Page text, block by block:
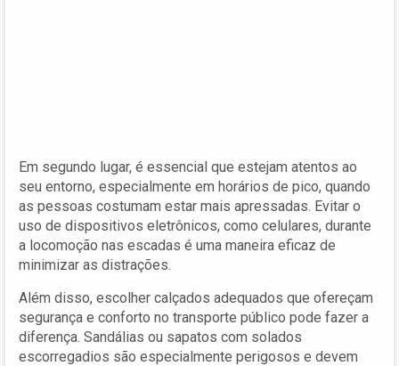
Em segundo lugar, é essencial que estejam atentos ao
seu entorno, especialmente em horários de pico, quando
as pessoas costumam estar mais apressadas. Evitar o
uso de dispositivos eletrônicos, como celulares, durante
a locomoção nas escadas é uma maneira eficaz de
minimizar as distrações.
Além disso, escolher calçados adequados que ofereçam
segurança e conforto no transporte público pode fazer a
diferença. Sandálias ou sapatos com solados
escorregadios são especialmente perigosos e devem